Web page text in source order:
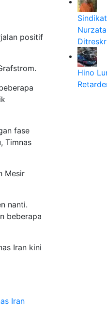
positif
fase
Timnas
Mesir
nanti.
beberapa
Iran kini
Iran
Hino